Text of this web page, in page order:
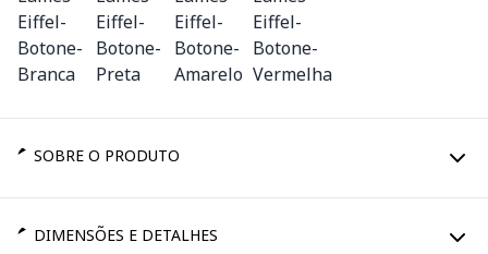
SOBRE O PRODUTO
DIMENSÕES E DETALHES